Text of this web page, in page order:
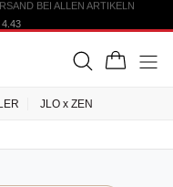
BEI ALLEN ARTIKELN
JLO x ZEN